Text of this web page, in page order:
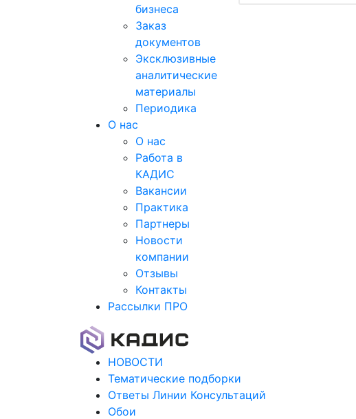
бизнеса
Заказ
документов
Эксклюзивные
аналитические
материалы
Периодика
О нас
О нас
Работа в
КАДИС
Вакансии
Практика
Партнеры
Новости
компании
Отзывы
Контакты
Рассылки ПРО
НОВОСТИ
Тематические подборки
Ответы Линии Консультаций
Обои